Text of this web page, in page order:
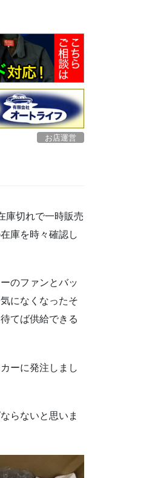
お店運営
庫切れで一時販売
庫を時々確認し
のファンとバッ
になくなったそ
てば供給できる
ーに発注しまし
らないと思いま